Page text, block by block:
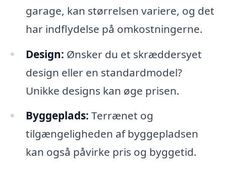
garage, kan størrelsen variere, og det
har indflydelse på omkostningerne.
Design: Ønsker du et skræddersyet
design eller en standardmodel?
Unikke designs kan øge prisen.
Byggeplads: Terrænet og
tilgængeligheden af byggepladsen
kan også påvirke pris og byggetid.